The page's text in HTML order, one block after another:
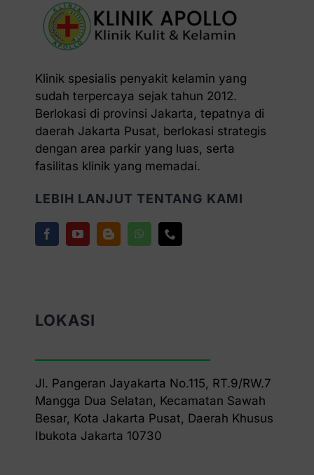
Klinik spesialis penyakit kelamin yang
sudah terpercaya sejak tahun 2012.
Berlokasi di provinsi Jakarta, tepatnya di
daerah Jakarta Pusat, berlokasi strategis
dengan area parkir yang luas, serta
fasilitas klinik yang memadai.
LEBIH LANJUT TENTANG KAMI
LOKASI
Jl. Pangeran Jayakarta No.115, RT.9/RW.7
Mangga Dua Selatan, Kecamatan Sawah
Besar, Kota Jakarta Pusat, Daerah Khusus
Ibukota Jakarta 10730